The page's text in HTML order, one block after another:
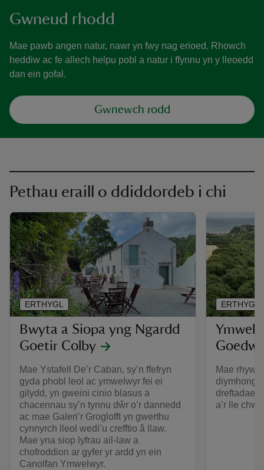
Gwneud rhodd
Mae pawb angen natur, nawr yn fwy nag erioed. Rhowch
heddiw ac fe allech helpu pobl a natur i ffynnu yn y lleoedd
dan ein gofal.
Gwnewch rodd
Pethau eraill o ddiddordeb i chi
Bwyta a Siopa yng Ngardd
Goetir Colby
Mae Ystafell De’r Caban, sy’n ffefryn
gyda phobl leol ac ymwelwyr fei ei
gilydd, yn gweini cinio blasus a
chacennau sy’n tynnu dŵr o’r dannedd
ac mae Galeri’r Groglofft yn gwerthu
cynnyrch lleol wedi’u crefftio â llaw.
Mae yna siop lyfrau ail-law a
chofroddion ar gyfer yr ardd yn ein
Canolfan Ymwelwyr.
ERTHYGL
Mae
a’r lle
ERTHYGL